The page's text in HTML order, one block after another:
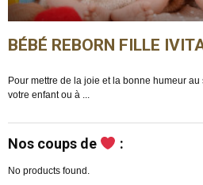
BÉBÉ REBORN FILLE
Pour mettre de la joie et la bonne humeur
votre enfant ou à ...
Nos coups de :
No products found.